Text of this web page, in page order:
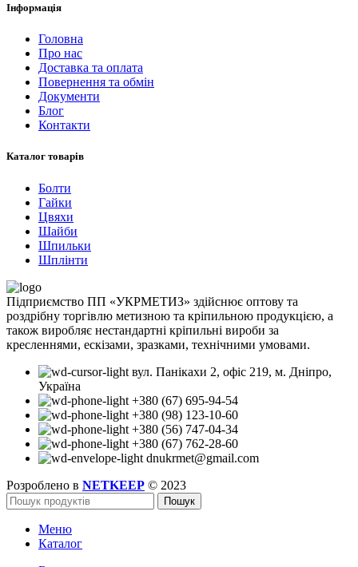
Інформація
Головна
Про нас
Доставка та оплата
Повернення та обмін
Документи
Блог
Контакти
Каталог товарів
Болти
Гайки
Цвяхи
Шайби
Шпильки
Шплінти
Підприємство ПП «УКРМЕТИЗ» здійснює оптову та
роздрібну торгівлю метизною та кріпильною продукцією, а
також виробляє нестандартні кріпильні вироби за
кресленнями, ескізами, зразками, технічними умовами.
вул. Панікахи 2, офіс 219, м. Дніпро,
Україна
+380 (67) 695-94-54
+380 (98) 123-10-60
+380 (56) 747-04-34
+380 (67) 762-28-60
dnukrmet@gmail.com
Розроблено в NETKEEP © 2023
Пошук
Меню
Каталог